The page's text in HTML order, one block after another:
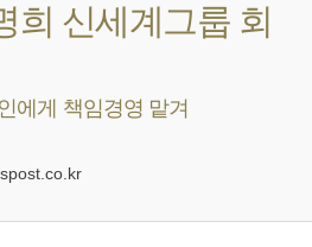
희 신세계그룹 회
에게 책임경영 맡겨